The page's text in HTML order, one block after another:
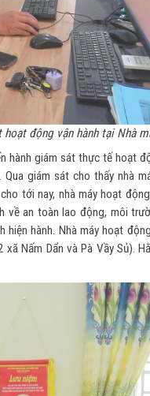
động vận hành tại Nhà
hành giám sát thực tế hoạt
giám sát cho thấy nhà
tới nay, nhà máy hoạt
an toàn lao động, môi
hành. Nhà máy hoạt
Nấm Dẩn và Pà Vầy Sủ).